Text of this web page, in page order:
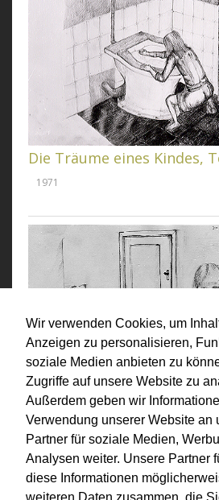
Wir verwenden Cookies, um
Anzeigen zu personalisieren,
soziale Medien anbieten zu
Zugriffe auf unsere Website zu
Außerdem geben wir
Verwendung unserer Website an
Partner für soziale Medien,
Analysen weiter. Unsere Partner
diese Informationen
Die Träume eines Kindes,
1971
Die Tür die nur von
Die Freuden eines Kindes